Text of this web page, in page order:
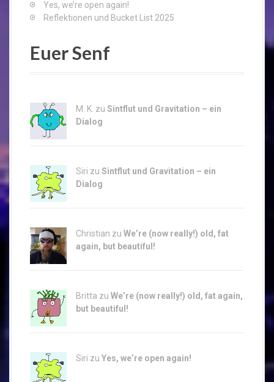
Yes, we’re open again!
Reflektionen und Bucket List 2025
Euer Senf
M. K. zu Sintflut und Gravitation – ein
Dialog
Siri zu Sintflut und Gravitation – ein
Dialog
Christian zu We’re (now really!) old, fat
again, but beautiful!
Britta zu We’re (now really!) old, fat again,
but beautiful!
Siri zu Yes, we’re open again!